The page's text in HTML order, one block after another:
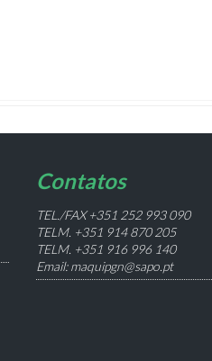
Contatos
TEL./FAX +351 252 993 090
TELM. +351 914 870 205
TELM. +351 916 996 140
Email: maquipgn@sapo.pt